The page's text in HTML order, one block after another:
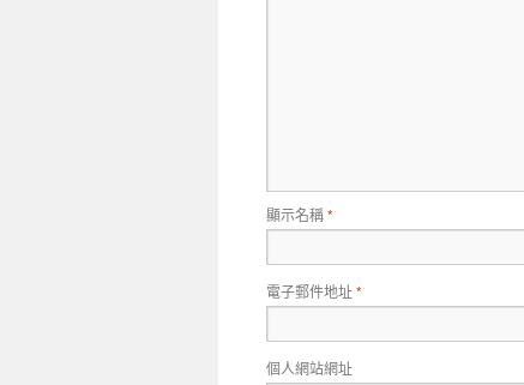
顯示名稱*
電子郵件地址*
個人網站網址